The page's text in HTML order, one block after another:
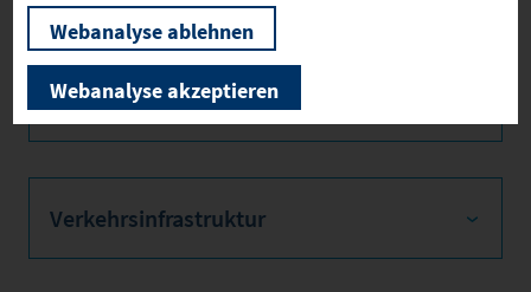
Sozialvers. Beschäftigte
Verkehrsinfrastruktur
Webanalyse ablehnen
Webanalyse akzeptieren